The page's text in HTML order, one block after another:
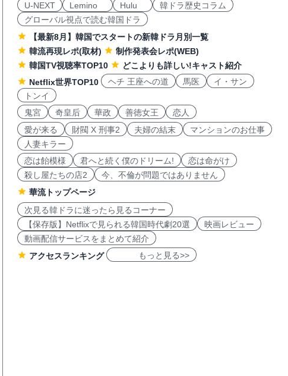
U-NEXT
Lemino Hulu
韓ドラ歴史コラム
グローバル視点で読む韓国ドラ
【最新8月】韓国でスタートの新韓ドラ月別一覧
韓流再現レポ(取材)
制作発表会レポ(WEB)
韓国TV視聴率TOP10
どこよりも詳しい!キャスト紹介
Netflix世界TOP10
ヘチ 王座への道 馬医
イ・サン
トンイ
鬼宮
奇皇后 華政 善徳女王
恋人
愛が来る
財閥 X 刑事2 夫婦の結末
マンションのお仕事
人妻キラー
恋は飴模様
君へと続く僕のドリーム!
恋は命がけ
殺し屋たちの店2
今、不倫が問題ではありません
華流トップページ
次見る韓ドラに迷ったら見るコーナー
【保存版】Netflixで見られる韓国時代劇20選
映画レビュー
動画配信サービスをまとめて紹介
アクセスランキング
もっと見る>>